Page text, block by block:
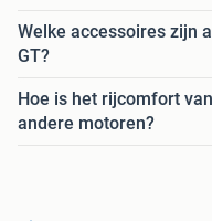
Welke accessoires zijn
GT?
Hoe is het rijcomfort
andere motoren?